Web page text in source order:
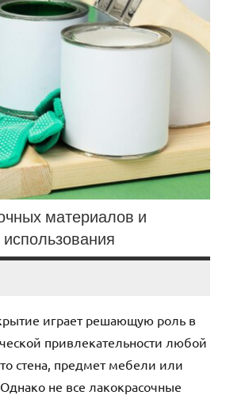
материалов и
играет решающую роль в
привлекательности любой
стена, предмет мебели или
не все лакокрасочные